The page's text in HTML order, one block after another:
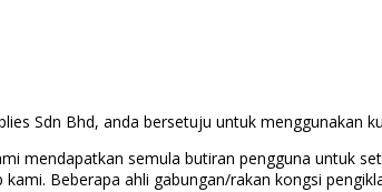
Sdn Bhd, anda bersetuju untuk menggunakan
mendapatkan semula butiran pengguna untuk
Beberapa ahli gabungan/rakan kongsi